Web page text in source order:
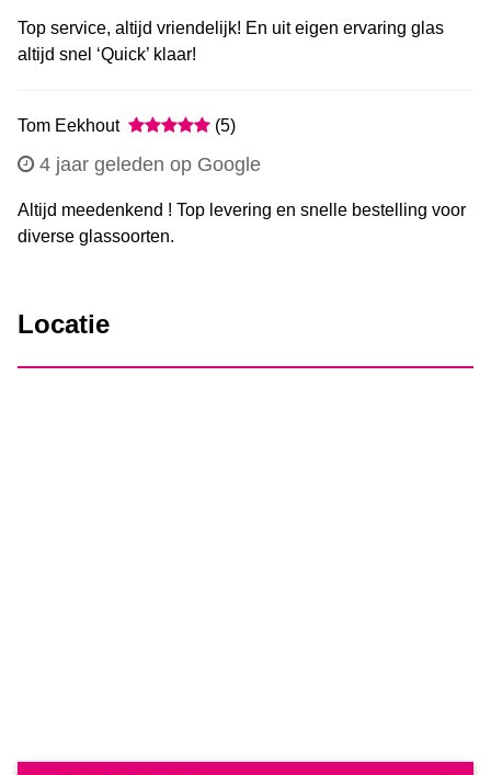
Top service, altijd vriendelijk! En uit eigen ervaring glas
altijd snel ‘Quick’ klaar!
Tom Eekhout (5)
4 jaar geleden op Google
Altijd meedenkend ! Top levering en snelle bestelling voor
diverse glassoorten.
Locatie